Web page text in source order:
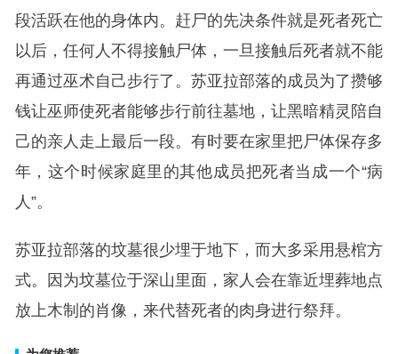
段活跃在他的身体内。赶尸的先决条件就是死者死亡
以后，任何人不得接触尸体，一旦接触后死者就不能
再通过巫术自己步行了。苏亚拉部落的成员为了攒够
钱让巫师使死者能够步行前往墓地，让黑暗精灵陪自
己的亲人走上最后一段。有时要在家里把尸体保存多
年，这个时候家庭里的其他成员把死者当成一个“病
人”。
苏亚拉部落的坟墓很少埋于地下，而大多采用悬棺方
式。因为坟墓位于深山里面，家人会在靠近埋葬地点
放上木制的肖像，来代替死者的肉身进行祭拜。